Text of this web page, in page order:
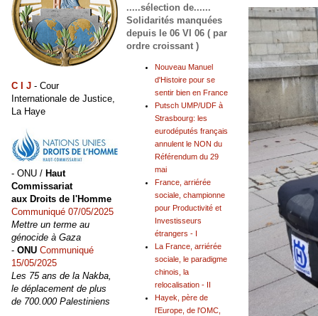
.....sélection de......
Solidarités manquées
depuis le 06 VI 06 ( par
ordre croissant )
Nouveau Manuel
d'Histoire pour se
sentir bien en France
Putsch UMP/UDF à
Strasbourg: les
eurodéputés français
annulent le NON du
Référendum du 29
mai
France, arriérée
sociale, championne
pour Productivité et
Investisseurs
étrangers - I
La France, arriérée
sociale, le paradigme
chinois, la
relocalisation - II
Hayek, père de
l'Europe, de l'OMC,
C I J - Cour
Internationale de Justice,
La Haye
- ONU / Haut
Commissariat
aux Droits de l'Homme
Communiqué 07/05/2025
Mettre un terme au
génocide à Gaza
- ONU Communiqué
15/05/2025
Les 75 ans de la Nakba,
le déplacement de plus
de 700.000 Palestiniens